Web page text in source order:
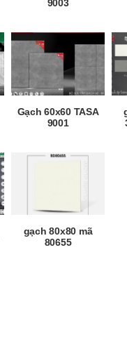
9003
Gạch 60x60 TASA
9001
gạch 80x80 mã
80655